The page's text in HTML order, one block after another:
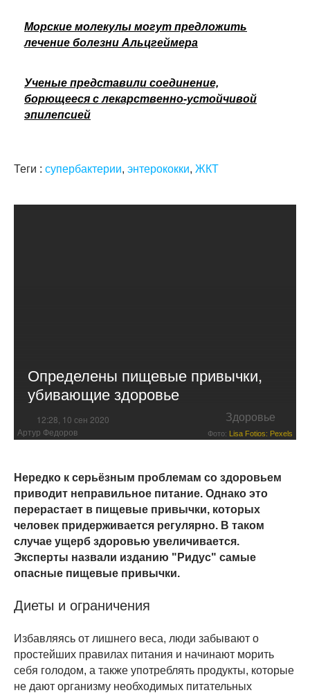
Морские молекулы могут предложить
лечение болезни Альцгеймера
Ученые представили соединение,
борющееся с лекарственно-устойчивой
эпилепсией
Теги : супербактерии, энтерококки, ЖКТ
Определены пищевые привычки,
убивающие здоровье
12:28, 10 сен 2020 Здоровье
Артур Федоров Фото: Lisa Fotios: Pexels
Нередко к серьёзным проблемам со здоровьем
приводит неправильное питание. Однако это
перерастает в пищевые привычки, которых
человек придерживается регулярно. В таком
случае ущерб здоровью увеличивается.
Эксперты назвали изданию "Ридус" самые
опасные пищевые привычки.
Диеты и ограничения
Избавляясь от лишнего веса, люди забывают о
простейших правилах питания и начинают морить
себя голодом, а также употреблять продукты, которые
не дают организму необходимых питательных